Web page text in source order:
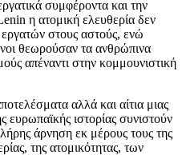
συμφέροντα και την
η ατομική ελευθερία δεν
στους αστούς, ενώ
θεωρούσαν τα ανθρώπινα
απέναντι στην κομμουνιστική
αλλά και αίτια μιας
ευρωπαϊκής ιστορίας συνιστούν
άρνηση εκ μέρους τους της
της ατομικότητας, των